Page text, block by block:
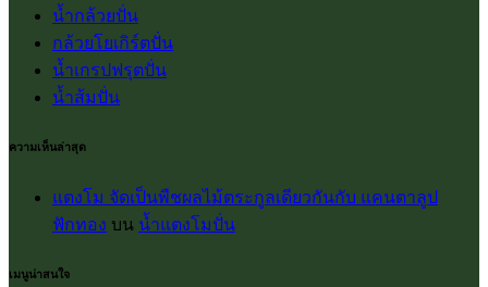
น้ำกล้วยปั่น
กล้วยโยเกิร์ตปั่น
น้ำเกรปฟรุตปั่น
น้ำส้มปั่น
ความเห็นล่าสุด
แตงโม จัดเป็นพืชผลไม้ตระกูลเดียวกันกับ แคนตาลูป
ฟักทอง บน น้ำแตงโมปั่น
เมนูน่าสนใจ